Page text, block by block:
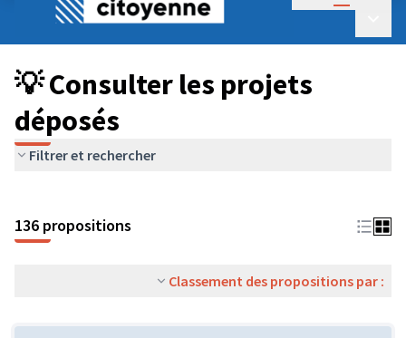
Budget Participatif JEUNESSE 2024
💡 Consulter les projets déposés
💡 Consulter les projets
déposés
Filtrer et rechercher
136 propositions
Classement des propositions par :